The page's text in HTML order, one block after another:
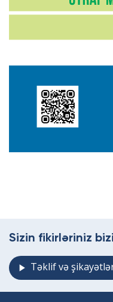
Sizin fikirləriniz
Təklif və